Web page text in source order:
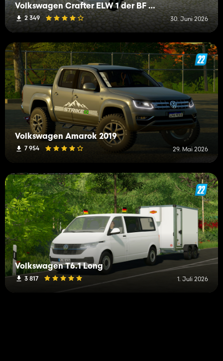
Volkswagen Crafter ELW 1 der BF Waldstetten
2 349 30. Juni 2026
Volkswagen Amarok 2019
7 954 29. Mai 2026
Volkswagen T6.1 Long
3 817 1. Juli 2026